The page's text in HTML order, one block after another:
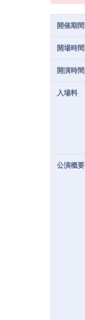
開催期間
開場時間
開演時間
入場料
公演概要